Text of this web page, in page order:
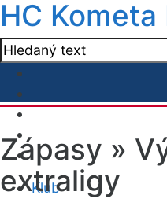
HC Kometa
Klub
Zápasy »
extraligy